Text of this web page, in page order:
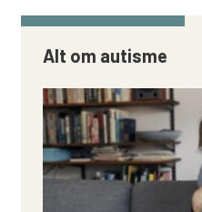
Alt om autisme